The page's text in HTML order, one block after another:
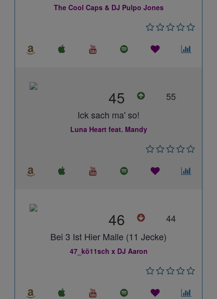
The Cool Caps & DJ Pulpo Jones
45
55
Ick sach ma' so!
Luna Heart feat. Mandy
46
44
Bei 3 Ist Hier Malle (11 Jecke)
47_kö11sch x DJ Aaron